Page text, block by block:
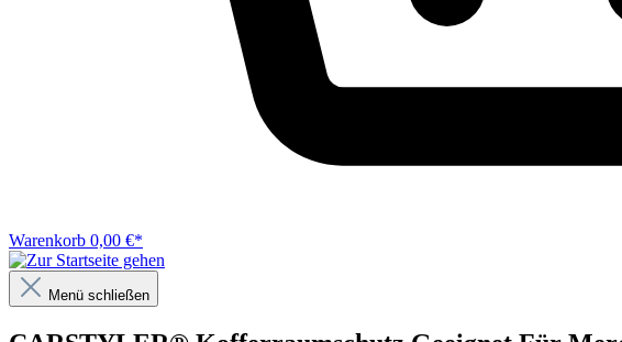
Warenkorb 0,00 €*
Menü schließen